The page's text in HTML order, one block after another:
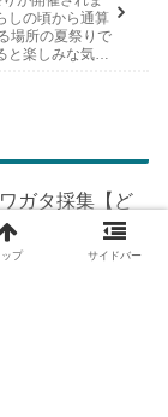
しの頃から通算
場所の夏祭りで
と楽しみな気持
ガタ採集【ど
所の見つけ
イントの紹
ップ サイドバー